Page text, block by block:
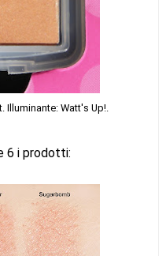
Illuminante: Watt's Up!.
6 i prodotti: